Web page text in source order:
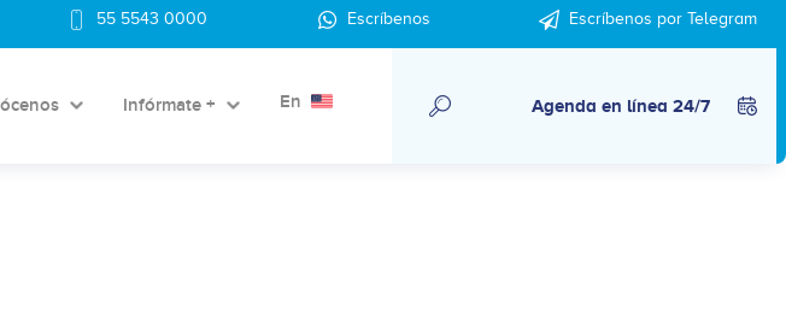
55 5543 0000 Escríbenos Escríbenos por Telegram
Infórmate + En Agenda en línea 24/7